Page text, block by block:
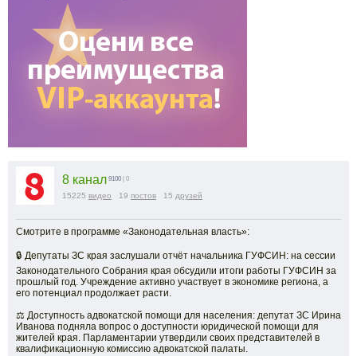
8 канал 9100 | 0
15225 видео 19 постов 15 друзей
Смотрите в программе «Законодательная власть»:
🔒 Депутаты ЗС края заслушали отчёт начальника ГУФСИН: на сессии
Законодательного Собрания края обсудили итоги работы ГУФСИН за
прошлый год. Учреждение активно участвует в экономике региона, а
его потенциал продолжает расти.
⚖ Доступность адвокатской помощи для населения: депутат ЗС Ирина
Иванова подняла вопрос о доступности юридической помощи для
жителей края. Парламентарии утвердили своих представителей в
квалификационную комиссию адвокатской палаты.